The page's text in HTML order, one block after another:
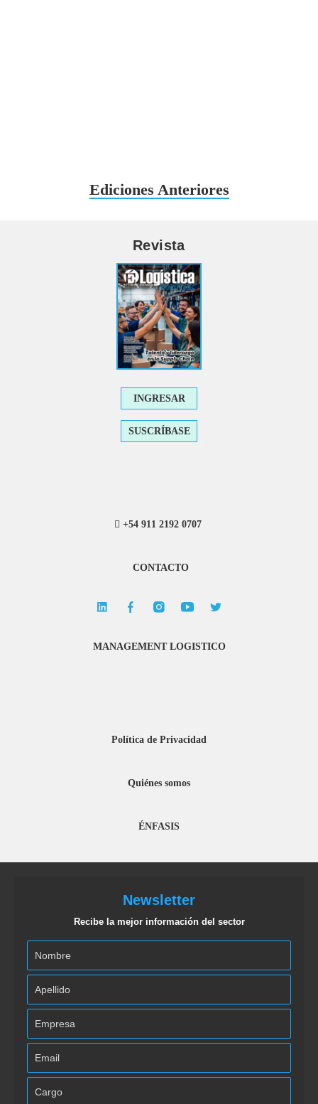
Ediciones Anteriores
Revista
INGRESAR
SUSCRÍBASE
+54 911 2192 0707
CONTACTO
MANAGEMENT LOGISTICO
Política de Privacidad
Quiénes somos
ÉNFASIS
Newsletter
Recibe la mejor información del sector